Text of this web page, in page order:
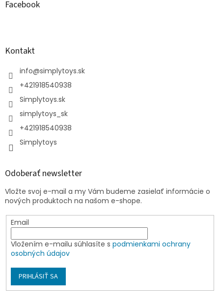
Facebook
Kontakt
info@simplytoys.sk
+421918540938
Simplytoys.sk
simplytoys_sk
+421918540938
Simplytoys
Odoberať newsletter
Vložte svoj e-mail a my Vám budeme zasielať informácie o
nových produktoch na našom e-shope.
Email
Vložením e-mailu súhlasíte s podmienkami ochrany
osobných údajov
PRIHLÁSIŤ SA